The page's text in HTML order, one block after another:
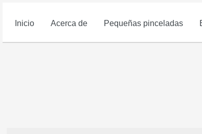
Inicio Acerca de Pequeñas pinceladas